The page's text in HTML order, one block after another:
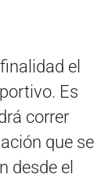
el
Es
correr
que se
desde el